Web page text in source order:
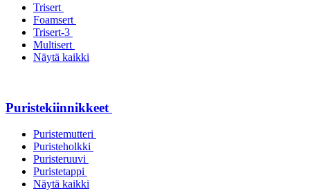
Trisert
Foamsert
Trisert-3
Multisert
Näytä kaikki
Puristekiinnikkeet
Puristemutteri
Puristeholkki
Puristeruuvi
Puristetappi
Näytä kaikki